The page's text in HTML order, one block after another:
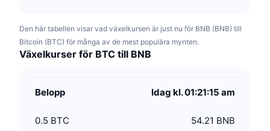
Den här tabellen visar vad växelkursen är just nu för BNB (BNB) till
Bitcoin (BTC) för många av de mest populära mynten.
Växelkurser för BTC till BNB
Belopp Idag kl. 01:21:15 am
0.5 BTC 54.21 BNB